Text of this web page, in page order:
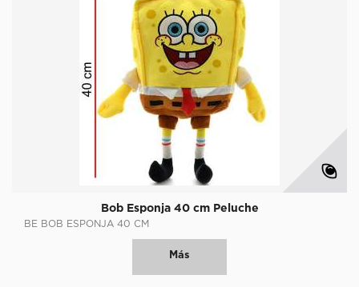
Bob Esponja 40 cm Peluche
BE BOB ESPONJA 40 CM
Más